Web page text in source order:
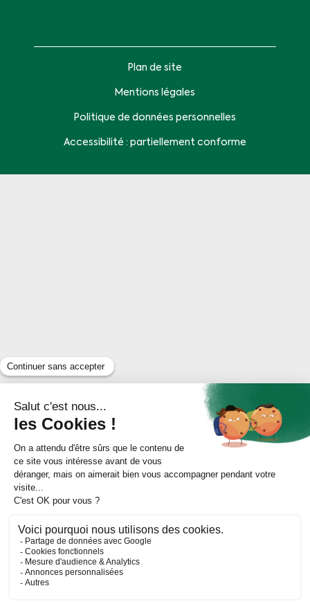
Plan de site
Mentions légales
Politique de données personnelles
Accessibilité : partiellement conforme